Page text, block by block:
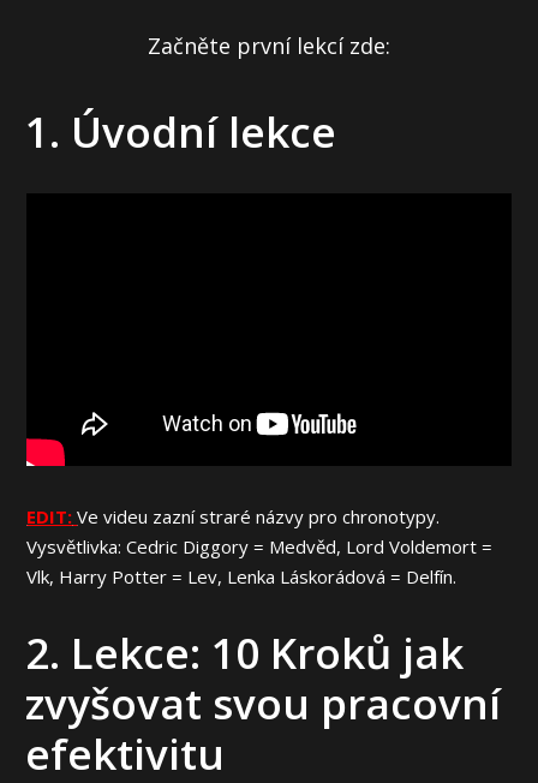
Začněte první lekcí zde:
1. Úvodní lekce
EDIT: Ve videu zazní straré názvy pro chronotypy.
Vysvětlivka: Cedric Diggory = Medvěd, Lord Voldemort =
Vlk, Harry Potter = Lev, Lenka Láskorádová = Delfín.
2. Lekce: 10 Kroků jak
zvyšovat svou pracovní
efektivitu